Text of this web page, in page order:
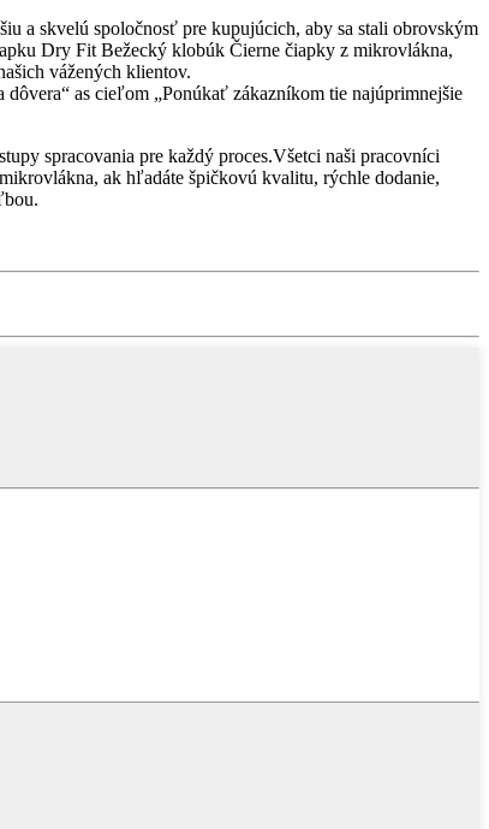
a skvelú spoločnosť pre kupujúcich, aby sa stali obrovským
Dry Fit Bežecký klobúk Čierne čiapky z mikrovlákna,
vážených klientov.
as cieľom „Ponúkať zákazníkom tie najúprimnejšie
spracovania pre každý proces.Všetci naši pracovníci
ak hľadáte špičkovú kvalitu, rýchle dodanie,